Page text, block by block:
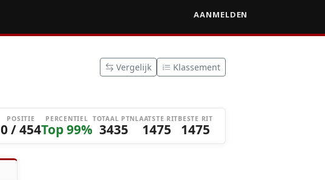
AANMELDEN
Vergelijk Klassement
POSITIE
0 / 454
PERCENTIEL
Top 99%
TOTAAL PTN
3435
LAATSTE RIT
1475
BESTE RIT
1475